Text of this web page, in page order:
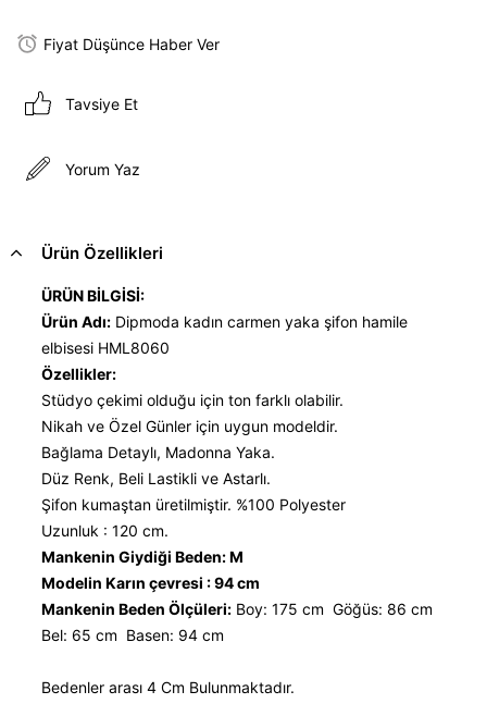
Fiyat Düşünce Haber Ver
Tavsiye Et
Yorum Yaz
Ürün Özellikleri
ÜRÜN BİLGİSİ:
Ürün Adı: Dipmoda kadın carmen yaka şifon hamile
elbisesi HML8060
Özellikler:
Stüdyo çekimi olduğu için ton farklı olabilir.
Nikah ve Özel Günler için uygun modeldir.
Bağlama Detaylı, Madonna Yaka.
Düz Renk, Beli Lastikli ve Astarlı.
Şifon kumaştan üretilmiştir. %100 Polyester
Uzunluk : 120 cm.
Mankenin Giydiği Beden: M
Modelin Karın çevresi : 94 cm
Mankenin Beden Ölçüleri: Boy: 175 cm Göğüs: 86 cm
Bel: 65 cm Basen: 94 cm
Bedenler arası 4 Cm Bulunmaktadır.